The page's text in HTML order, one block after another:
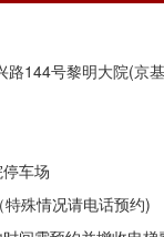
路144号黎明大院(京
车场
殊情况请电话预约)